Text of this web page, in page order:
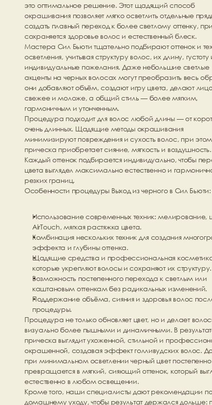
это оптимальное решение. Этот щадящий способ
окрашивания позволяет мягко осветлить отдельные
создать плавный переход к более светлому оттенку,
сохраняется здоровье волос и естественный блеск.
Мастера Сил Бьюти тщательно подбирают оттенок и
осветления, учитывая структуру волос, их длину,
индивидуальные пожелания. Даже небольшие светлые
акценты на черных волосах могут преобразить весь
они добавляют объём, создают игру цвета, делают
свежее и моложе, а общий стиль — более мягким,
гармоничным и утонченным.
Процедура подходит для волос любой длины — от
очень длинных. Щадящие методы окрашивания
минимизируют повреждения и сухость волос, при этом
прическа приобретает сияние, мягкость и воздушность.
Каждый оттенок подбирается индивидуально, чтобы
цвета выглядел максимально естественно и
резких границ.
Особенности процедуры Выход из черного в Сил Бьюти:
Использование современных техник: мелирование,
AirTouch, мягкая растяжка цвета.
Комбинация нескольких техник для создания
эффекта и глубины оттенка.
Щадящие средства и профессиональная
которые укрепляют волосы и сохраняют их структуру.
Возможность постепенного перехода к светлым или
каштановым оттенкам без радикальных изменений.
Поддержание объёма, сияния и здоровья волос
процедуры.
Процедура не только обновляет цвет, но и делает
визуально более пышными и динамичными. В
прическа выглядит ухоженной, стильной и
окрашенной, создавая эффект голливудских волос.
при минимальном осветлении черный цвет постепенно
превращается в мягкий, сияющий оттенок, который
естественно в любом освещении.
Кроме того, наши специалисты дают рекомендации
домашнему уходу, чтобы результат держался дольше: